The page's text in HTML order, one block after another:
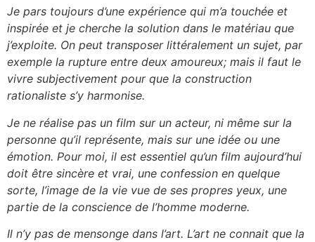
Je pars toujours d’une expérience qui m’a touchée et
inspirée et je cherche la solution dans le matériau que
j’exploite. On peut transposer littéralement un sujet, par
exemple la rupture entre deux amoureux; mais il faut le
vivre subjectivement pour que la construction
rationaliste s’y harmonise.
Je ne réalise pas un film sur un acteur, ni même sur la
personne qu’il représente, mais sur une idée ou une
émotion. Pour moi, il est essentiel qu’un film aujourd’hui
doit être sincère et vrai, une confession en quelque
sorte, l’image de la vie vue de ses propres yeux, une
partie de la conscience de l’homme moderne.
Il n’y pas de mensonge dans l’art. L’art ne connait que la